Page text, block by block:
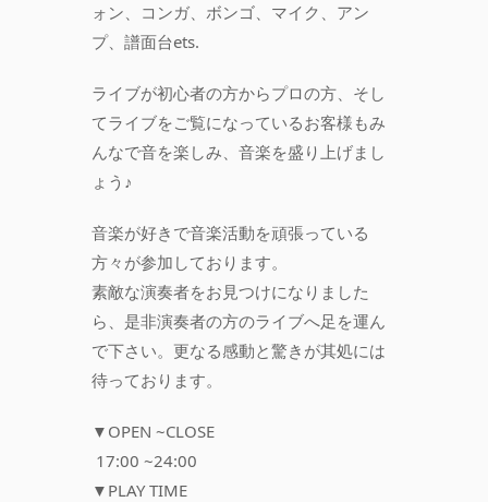
ォン、コンガ、ボンゴ、マイク、アン
プ、譜面台ets.
ライブが初心者の方からプロの方、そし
てライブをご覧になっているお客様もみ
んなで音を楽しみ、音楽を盛り上げまし
ょう♪
音楽が好きで音楽活動を頑張っている
方々が参加しております。
素敵な演奏者をお見つけになりました
ら、是非演奏者の方のライブへ足を運ん
で下さい。更なる感動と驚きが其処には
待っております。
▼OPEN ~CLOSE
17:00 ~24:00
▼PLAY TIME